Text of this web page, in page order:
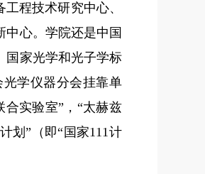
程技术研究中心、
中心。学院还是中国
国家光学和光子学标
学仪器分会挂靠单
实验室”，“太赫兹
划”（即“国家111计